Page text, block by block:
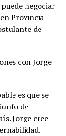
negociar
Provincia
de
con Jorge
es que se
de
Jorge cree